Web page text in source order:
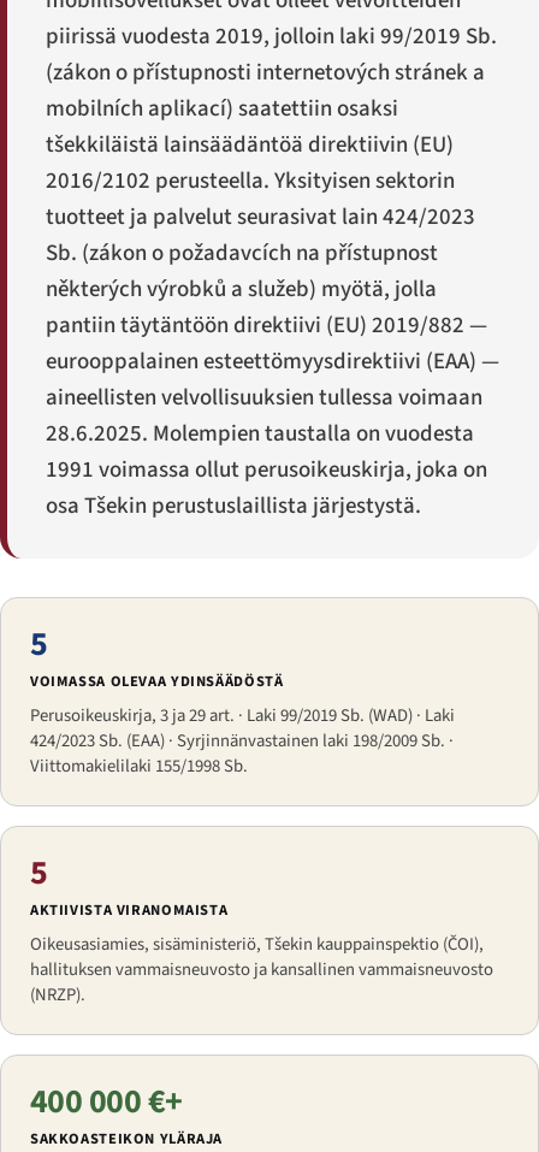
piirissä vuodesta 2019, jolloin laki 99/2019 Sb.
(zákon o přístupnosti internetových stránek a
mobilních aplikací) saatettiin osaksi
tšekkiläistä lainsäädäntöä direktiivin (EU)
2016/2102 perusteella. Yksityisen sektorin
tuotteet ja palvelut seurasivat lain 424/2023
Sb. (zákon o požadavcích na přístupnost
některých výrobků a služeb) myötä, jolla
pantiin täytäntöön direktiivi (EU) 2019/882 —
eurooppalainen esteettömyysdirektiivi (EAA) —
aineellisten velvollisuuksien tullessa voimaan
28.6.2025. Molempien taustalla on vuodesta
1991 voimassa ollut perusoikeuskirja, joka on
osa Tšekin perustuslaillista järjestystä.
5
VOIMASSA OLEVAA YDINSÄÄDÖSTÄ
Perusoikeuskirja, 3 ja 29 art. · Laki 99/2019 Sb. (WAD) · Laki
424/2023 Sb. (EAA) · Syrjinnänvastainen laki 198/2009 Sb. ·
Viittomakielilaki 155/1998 Sb.
5
AKTIIVISTA VIRANOMAISTA
Oikeusasiamies, sisäministeriö, Tšekin kauppainspektio (ČOI),
hallituksen vammaisneuvosto ja kansallinen vammaisneuvosto
(NRZP).
400 000 €+
SAKKOASTEIKON YLÄRAJA